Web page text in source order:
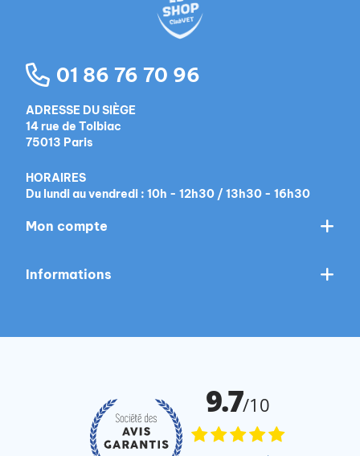
01 86 76 70 96
ADRESSE DU SIÈGE
14 rue de Tolbiac
75013 Paris
HORAIRES
Du lundi au vendredi : 10h - 12h30 / 13h30 - 16h30
Mon compte
Informations